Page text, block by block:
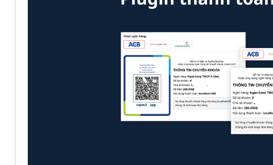
6.5. Bước 5: Tích hợp vào trang thanh toán
6.7. Bước 7: Đăng ký tài khoản thanh toán cần thiết
6.8. Bước 8: Triển khai hoạt động chính thức
6.9. Bước 9: Theo dõi và tối ưu hóa